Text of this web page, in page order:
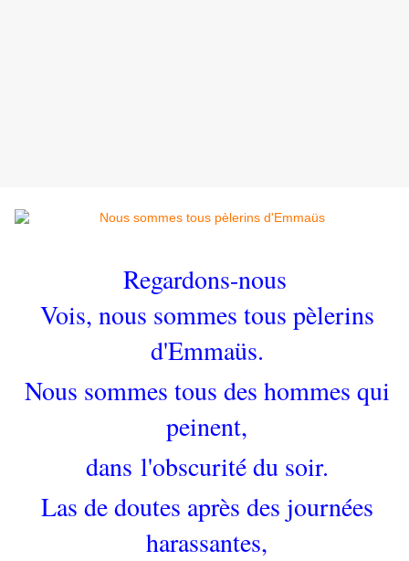
Regardons-nous
Vois, nous sommes tous pèlerins
d'Emmaüs.
Nous sommes tous des hommes qui
peinent,
dans l'obscurité du soir.
Las de doutes après des journées
harassantes,